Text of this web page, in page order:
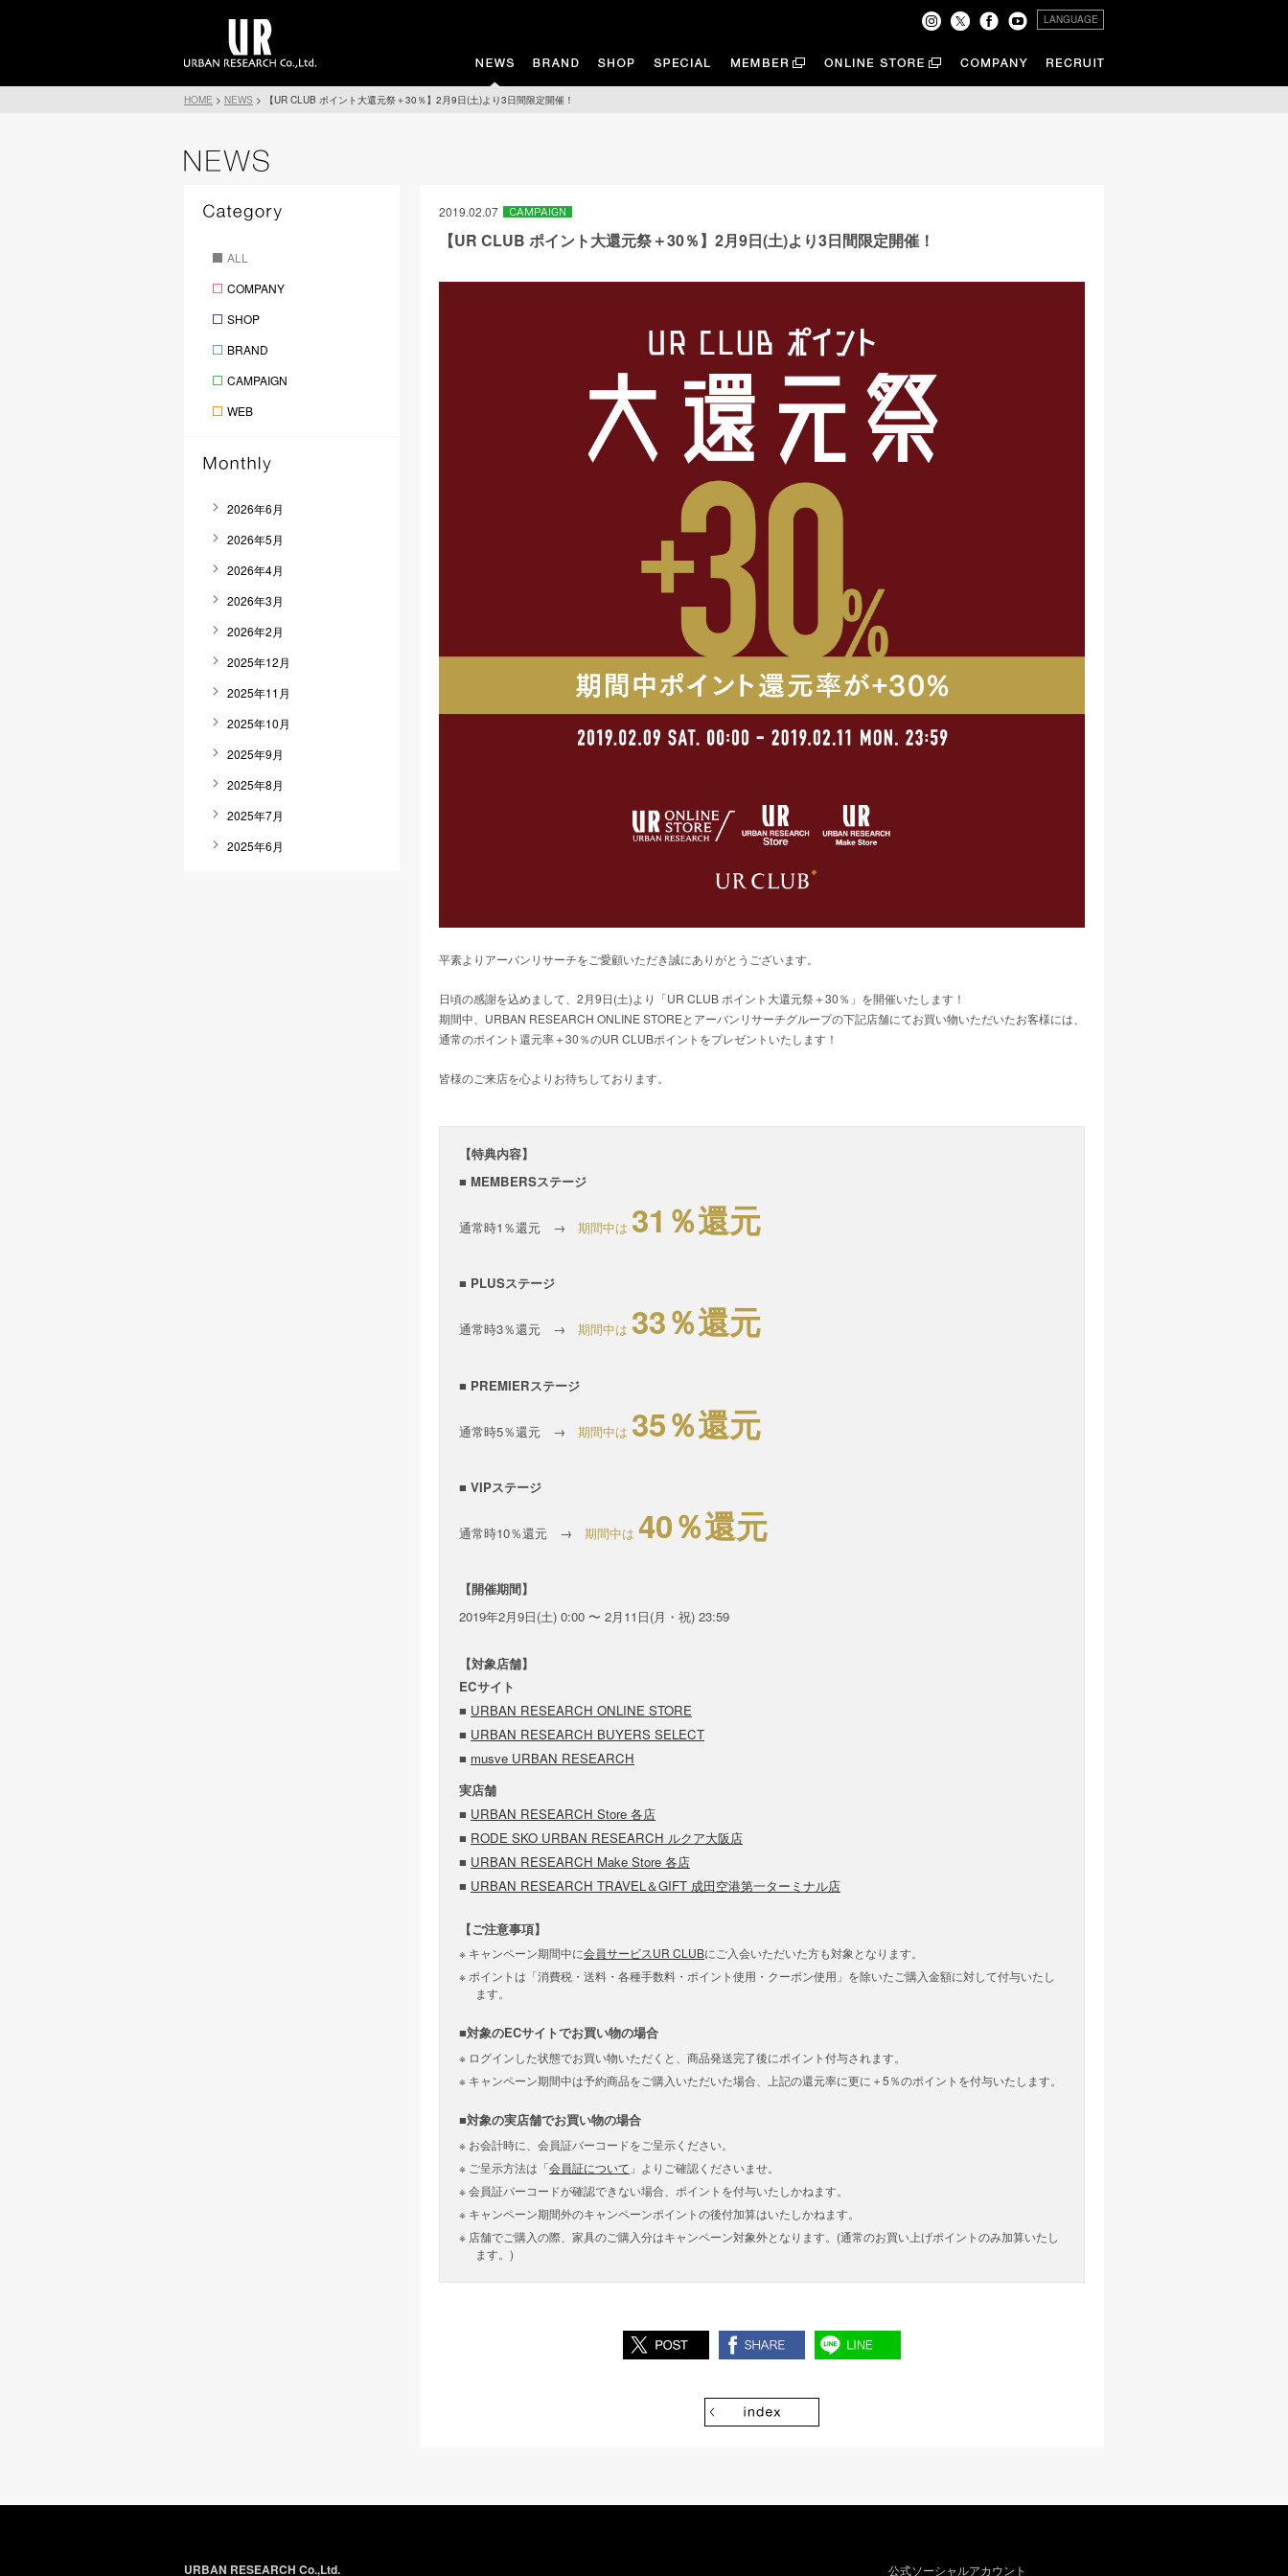
LANGUAGE
HOME > NEWS > 【UR CLUB ポイント大還元祭＋30％】2月9日(土)より3日間限定開催！
2019.02.07
【UR CLUB ポイント大還元祭＋30％】2月9日(土)より3日間限定開催！
平素よりアーバンリサーチをご愛顧いただき誠にありがとうございます。
日頃の感謝を込めまして、2月9日(土)より「UR CLUB ポイント大還元祭＋30％」を開催いたします！
期間中、URBAN RESEARCH ONLINE STOREとアーバンリサーチグループの下記店舗にてお買い物いただいたお客様には、
通常のポイント還元率＋30％のUR CLUBポイントをプレゼントいたします！
皆様のご来店を心よりお待ちしております。
【特典内容】
■ MEMBERSステージ
通常時1％還元 → 期間中は 31％還元
■ PLUSステージ
通常時3％還元 → 期間中は 33％還元
■ PREMIERステージ
通常時5％還元 → 期間中は 35％還元
■ VIPステージ
通常時10％還元 → 期間中は 40％還元
【開催期間】
2019年2月9日(土) 0:00 〜 2月11日(月・祝) 23:59
【対象店舗】
ECサイト
■ URBAN RESEARCH ONLINE STORE
■ URBAN RESEARCH BUYERS SELECT
■ musve URBAN RESEARCH
実店舗
■ URBAN RESEARCH Store 各店
■ RODE SKO URBAN RESEARCH ルクア大阪店
■ URBAN RESEARCH Make Store 各店
■ URBAN RESEARCH TRAVEL＆GIFT 成田空港第一ターミナル店
【ご注意事項】
キャンペーン期間中に会員サービスUR CLUBにご入会いただいた方も対象となります。
ポイントは「消費税・送料・各種手数料・ポイント使用・クーポン使用」を除いたご購入金額に対して付与いたし
ます。
■対象のECサイトでお買い物の場合
ログインした状態でお買い物いただくと、商品発送完了後にポイント付与されます。
キャンペーン期間中は予約商品をご購入いただいた場合、上記の還元率に更に＋5％のポイントを付与いたします。
■対象の実店舗でお買い物の場合
お会計時に、会員証バーコードをご呈示ください。
ご呈示方法は「会員証について 」よりご確認くださいませ。
会員証バーコードが確認できない場合、ポイントを付与いたしかねます。
キャンペーン期間外のキャンペーンポイントの後付加算はいたしかねます。
店舗でご購入の際、家具のご購入分はキャンペーン対象外となります。(通常のお買い上げポイントのみ加算いたし
ます。)
ALL
COMPANY
SHOP
BRAND
CAMPAIGN
WEB
2026年6月
2026年5月
2026年4月
2026年3月
2026年2月
2025年12月
2025年11月
2025年10月
2025年9月
2025年8月
2025年7月
2025年6月
URBAN RESEARCH Co.,Ltd. 公式ソーシャルアカウント